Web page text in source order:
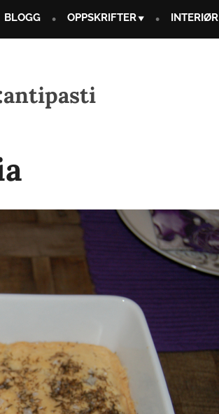
BLOGG OPPSKRIFTER INTERIØR
antipasti